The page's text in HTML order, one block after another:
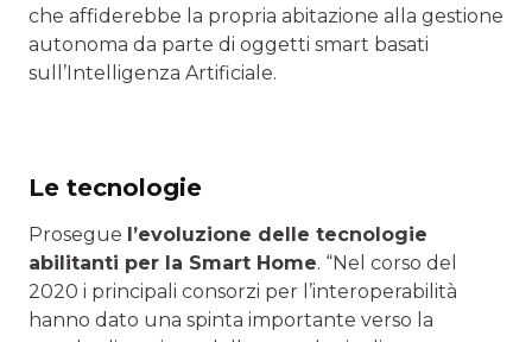
che affiderebbe la propria abitazione alla gestione
autonoma da parte di oggetti smart basati
sull’Intelligenza Artificiale.
Le tecnologie
Prosegue l’evoluzione delle tecnologie
abilitanti per la Smart Home. “Nel corso del
2020 i principali consorzi per l’interoperabilità
hanno dato una spinta importante verso la